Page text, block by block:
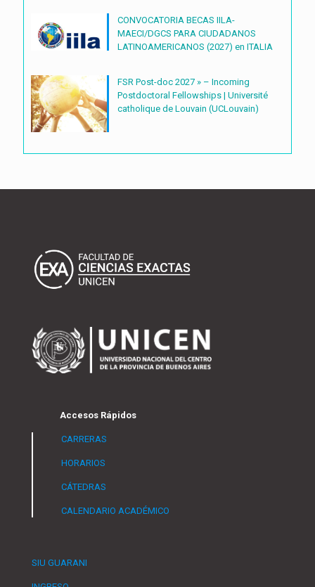
CONVOCATORIA BECAS IILA-
MAECI/DGCS PARA CIUDADANOS
LATINOAMERICANOS (2027) en ITALIA
FSR Post-doc 2027 » – Incoming
Postdoctoral Fellowships | Université
catholique de Louvain (UCLouvain)
Accesos Rápidos
CARRERAS
HORARIOS
CÁTEDRAS
CALENDARIO ACADÉMICO
SIU GUARANI